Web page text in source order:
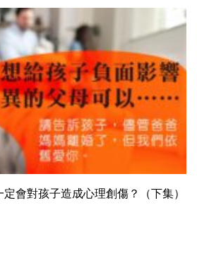
會對孩子造成心理創傷？（下集）